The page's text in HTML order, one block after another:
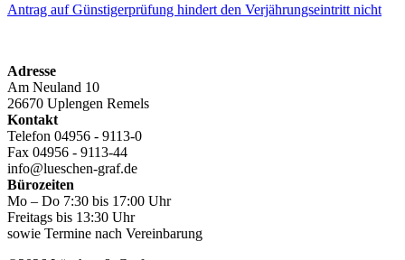
Antrag auf Günstigerprüfung hindert den Verjährungseintritt nicht
Adresse
Am Neuland 10
26670 Uplengen Remels
Kontakt
Telefon 04956 - 9113-0
Fax 04956 - 9113-44
info@lueschen-graf.de
Bürozeiten
Mo – Do 7:30 bis 17:00 Uhr
Freitags bis 13:30 Uhr
sowie Termine nach Vereinbarung